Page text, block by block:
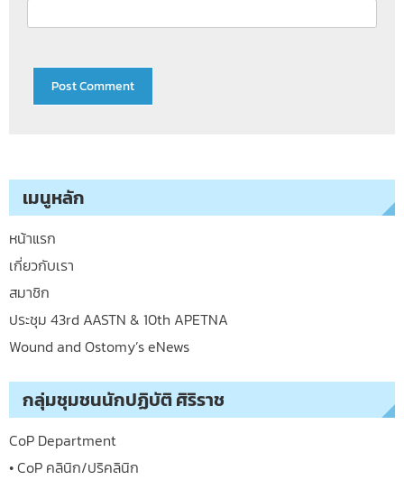
เมนูหลัก
หน้าแรก
เกี่ยวกับเรา
สมาชิก
ประชุม 43rd AASTN & 10th APETNA
Wound and Ostomy’s eNews
กลุ่มชุมชนนักปฏิบัติ ศิริราช
CoP Department
• CoP คลินิก/ปริคลินิก